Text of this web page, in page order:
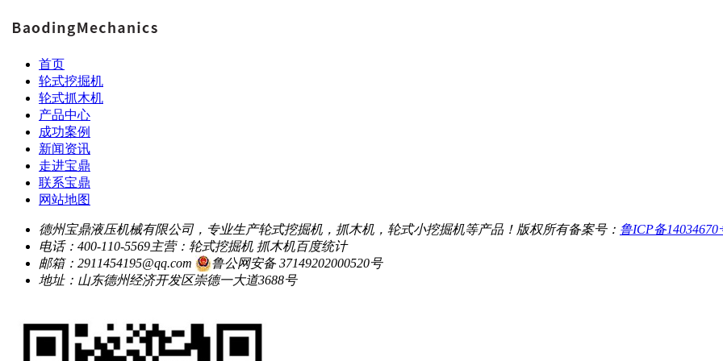
首页
轮式挖掘机
轮式抓木机
产品中心
成功案例
新闻资讯
走进宝鼎
联系宝鼎
网站地图
德州宝鼎液压机械有限公司，专业生产轮式挖掘机，抓木机，轮式小挖掘机等产品！ 版权所有备案号： 鲁ICP备14034670
电话：400-110-5569主营：轮式挖掘机 抓木机百度统计
邮箱：2911454195@qq.com
鲁公网安备 37149202000520号
地址：山东德州经济开发区崇德一大道3688号